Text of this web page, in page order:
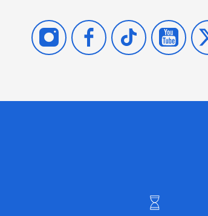
INSTAGRAMFACEBOOK
TIKTOK YOUTUBE
X